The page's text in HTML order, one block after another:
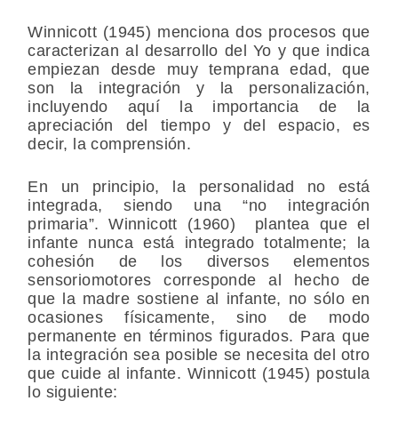
Winnicott (1945) menciona dos procesos que
caracterizan al desarrollo del Yo y que indica
empiezan desde muy temprana edad, que
son la integración y la personalización,
incluyendo aquí la importancia de la
apreciación del tiempo y del espacio, es
decir, la comprensión.
En un principio, la personalidad no está
integrada, siendo una “no integración
primaria”. Winnicott (1960) plantea que el
infante nunca está integrado totalmente; la
cohesión de los diversos elementos
sensoriomotores corresponde al hecho de
que la madre sostiene al infante, no sólo en
ocasiones físicamente, sino de modo
permanente en términos figurados. Para que
la integración sea posible se necesita del otro
que cuide al infante. Winnicott (1945) postula
lo siguiente: